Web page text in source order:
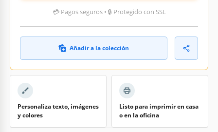
💳 Pagos seguros • 🔒 Protegido con SSL
Añadir a la colección
Personaliza texto, imágenes
y colores
Listo para imprimir en casa
o en la oficina